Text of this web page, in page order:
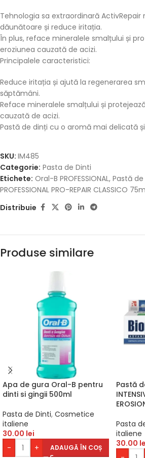
Tehnologia sa extraordinară ActivRepair
dăunătoare și reduce iritația.
În plus, reface mineralele smalțului și
eroziunea cauzată de acizi.
Principalele caracteristici:
Reduce iritația și ajută la regenerarea
săptămâni.
Reface mineralele smalțului și
cauzată de acizi.
Pastă de dinți cu o aromă mai delicată
SKU: IM485
Categorie: Pasta de Dinti
Etichete: Oral-B PROFESSIONAL, Pastă
PROFESSIONAL PRO-REPAIR CLASSICO
Distribuie
Produse similare
Apa de gura Oral-B pentru
dinti si gingii 500ml
Pasta de Dinti, Cosmetice
italiene
30.00 lei
-
+ ADAUGĂ ÎN COȘ
Pastă
Pasta
italiene
30.00